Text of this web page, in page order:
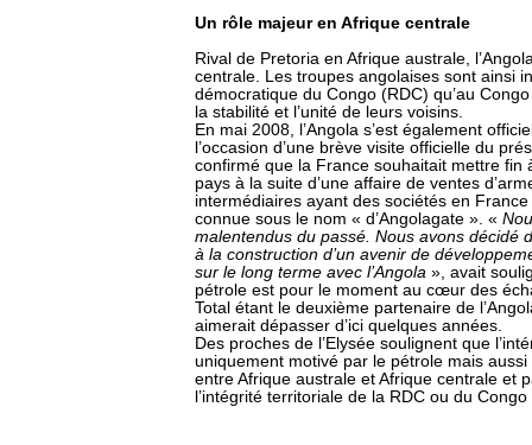
Un rôle majeur en Afrique centrale
Rival de Pretoria en Afrique australe,
centrale. Les troupes angolaises sont ainsi
démocratique du Congo (RDC) qu’au
la stabilité et l’unité de leurs voisins.
En mai 2008, l’Angola s’est également
l’occasion d’une brève visite officielle du
confirmé que la France souhaitait mettre fin
pays à la suite d’une affaire de ventes
intermédiaires ayant des sociétés en
connue sous le nom « d’Angolagate ». «
malentendus du passé. Nous avons décidé
à la construction d’un avenir de
sur le long terme avec l’Angola », avait
pétrole est pour le moment au cœur des
Total étant le deuxième partenaire de
aimerait dépasser d’ici quelques années.
Des proches de l’Elysée soulignent que
uniquement motivé par le pétrole mais
entre Afrique australe et Afrique centrale et
l’intégrité territoriale de la RDC ou du